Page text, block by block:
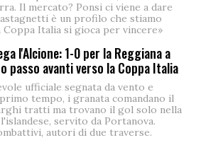
Il mercato? Ponsi ci viene a dare
è un profilo che stiamo
Coppa Italia si gioca per vincere»
l'Alcione: 1-0 per la Reggiana a
passo avanti verso la Coppa Italia
ufficiale segnata da vento e
tempo, i granata comandano il
tratti ma trovano il gol solo nella
servito da Portanova.
autori di due traverse.